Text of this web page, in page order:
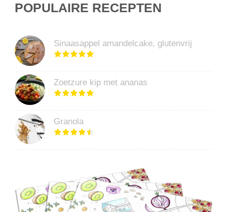
POPULAIRE RECEPTEN
Sinaasappel amandelcake, glutenvrij
Zoetzure kip met ananas
Granola